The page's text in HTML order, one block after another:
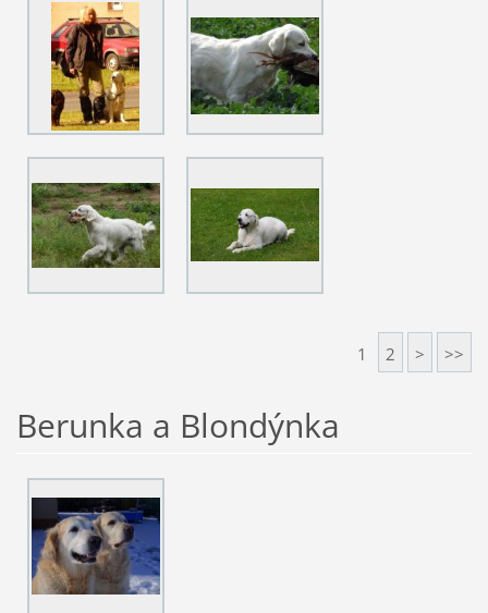
1 2 > >>
Berunka a Blondýnka